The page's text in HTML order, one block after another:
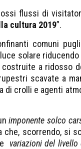
flussi di
cultura 2019”.
comuni
solare
a ridosso
scavate a
crolli e agenti
imponente solco
che, scorrendo, si
variazioni del livello